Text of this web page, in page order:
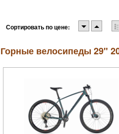
Сортировать по цене:
Горные велосипеды 29"